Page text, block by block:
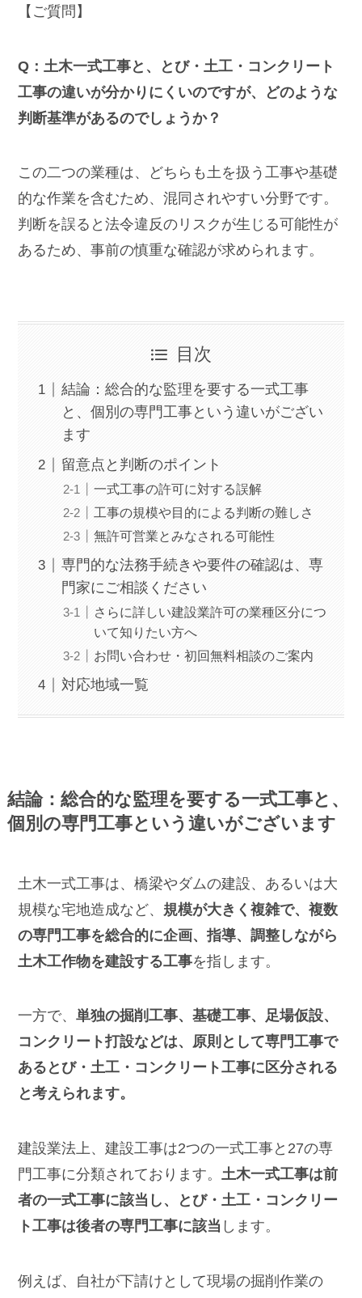
【ご質問】
Q：土木一式工事と、とび・土工・コンクリート
工事の違いが分かりにくいのですが、どのような
判断基準があるのでしょうか？
この二つの業種は、どちらも土を扱う工事や基礎
的な作業を含むため、混同されやすい分野です。
判断を誤ると法令違反のリスクが生じる可能性が
あるため、事前の慎重な確認が求められます。
目次
結論：総合的な監理を要する一式工事
と、個別の専門工事という違いがござい
ます
留意点と判断のポイント
一式工事の許可に対する誤解
工事の規模や目的による判断の難しさ
無許可営業とみなされる可能性
専門的な法務手続きや要件の確認は、専
門家にご相談ください
さらに詳しい建設業許可の業種区分につ
いて知りたい方へ
お問い合わせ・初回無料相談のご案内
対応地域一覧
結論：総合的な監理を要する一式工事と、
個別の専門工事という違いがございます
土木一式工事は、橋梁やダムの建設、あるいは大
規模な宅地造成など、 規模が大きく複雑で、複数
の専門工事を総合的に企画、指導、調整しながら
土木工作物を建設する工事を指します。
一方で、単独の掘削工事、基礎工事、足場仮設、
コンクリート打設などは、原則として専門工事で
あるとび・土工・コンクリート工事に区分される
と考えられます。
建設業法上、建設工事は2つの一式工事と27の専
門工事に分類されております。土木一式工事は前
者の一式工事に該当し、とび・土工・コンクリー
ト工事は後者の専門工事に該当 します。
例えば、自社が下請けとして現場の掘削作業の